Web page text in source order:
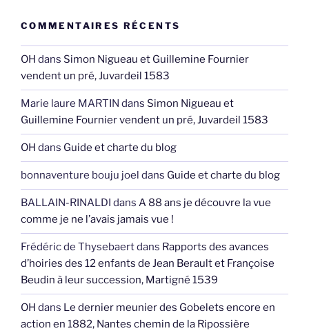
COMMENTAIRES RÉCENTS
OH dans Simon Nigueau et Guillemine Fournier
vendent un pré, Juvardeil 1583
Marie laure MARTIN dans Simon Nigueau et
Guillemine Fournier vendent un pré, Juvardeil 1583
OH dans Guide et charte du blog
bonnaventure bouju joel dans Guide et charte du blog
BALLAIN-RINALDI dans A 88 ans je découvre la vue
comme je ne l’avais jamais vue !
Frédéric de Thysebaertdans Rapports des avances
d’hoiries des 12 enfants de Jean Berault et Françoise
Beudin à leur succession, Martigné 1539
OH dans Le dernier meunier des Gobelets encore en
action en 1882, Nantes chemin de la Ripossière